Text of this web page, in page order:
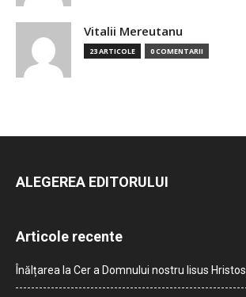
Vitalii Mereutanu
23 ARTICOLE 0 COMENTARII
ALEGEREA EDITORULUI
Articole recente
Înălțarea la Cer a Domnului nostru Iisus Hristos